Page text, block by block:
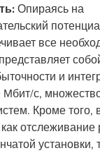
Опираясь на
все
и
с,
Кроме того,